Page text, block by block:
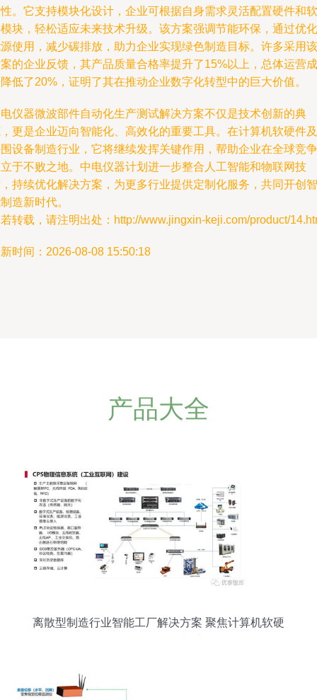
。它支持模块化设计，企业可根据自身需求灵活配置硬件和软
块，轻松适应未来技术升级。该方案强调节能环保，通过优化
使用，减少碳排放，助力企业实现绿色制造目标。许多采用该
的企业反馈，其产品质量合格率提升了15%以上，总体运营成
低了20%，证明了其在推动企业数字化转型中的巨大价值。
仪器微波部件自动化生产测试解决方案不仅是技术创新的典
更是企业迈向智能化、高效化的重要工具。在计算机软硬件及
设备制造行业，它将继续发挥关键作用，帮助企业在全球竞争
于不败之地。中电仪器计划进一步整合人工智能和物联网技
持续优化解决方案，为更多行业提供定制化服务，共同开创智
造新时代。
转载，请注明出处：http://www.jingxin-keji.com/product/
时间：2026-08-08 15:50:18
产品大全
离散型制造行业智能工厂解决方案 聚焦计算机软硬